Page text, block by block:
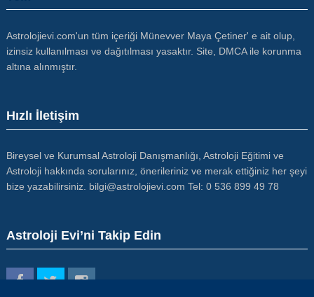
Astrolojievi.com'un tüm içeriği Münevver Maya Çetiner' e ait olup,
izinsiz kullanılması ve dağıtılması yasaktır. Site, DMCA ile korunma
altına alınmıştır.
Hızlı İletişim
Bireysel ve Kurumsal Astroloji Danışmanlığı, Astroloji Eğitimi ve
Astroloji hakkında sorularınız, önerileriniz ve merak ettiğiniz her şeyi
bize yazabilirsiniz. bilgi@astrolojievi.com Tel: 0 536 899 49 78
Astroloji Evi’ni Takip Edin